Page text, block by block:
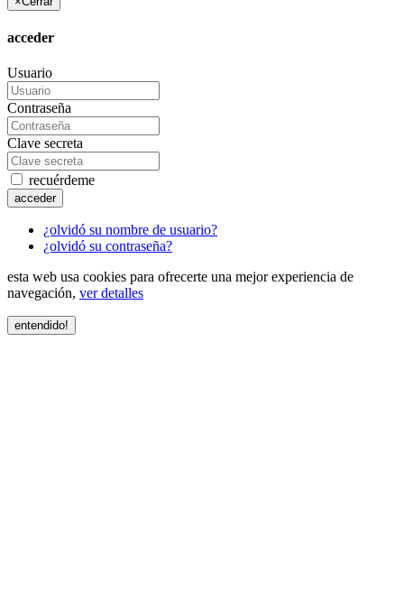
acceder
Usuario
Contraseña
Clave secreta
recuérdeme
acceder
¿olvidó su nombre de usuario?
¿olvidó su contraseña?
esta web usa cookies para ofrecerte una mejor experiencia de
navegación, ver detalles
entendido!